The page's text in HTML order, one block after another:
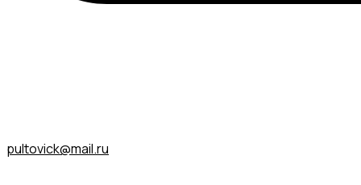
pultovick@mail.ru